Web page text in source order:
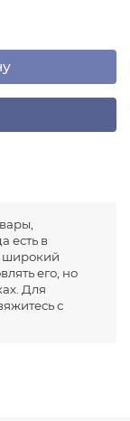
есть в
широкий
его, но
Для
с